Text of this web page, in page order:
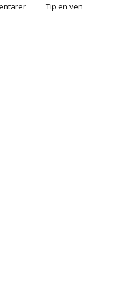
Tip en ven